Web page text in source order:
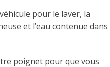
pour le laver, la
et l’eau contenue dans
poignet pour que vous